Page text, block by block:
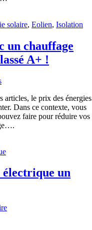
solaire, Eolien, Isolation
un chauffage
A+ !
articles, le prix des énergies
Dans ce contexte, vous
faire pour réduire vos
un